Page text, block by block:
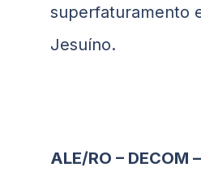
superfaturamento
Jesuíno.
ALE/RO – DECOM